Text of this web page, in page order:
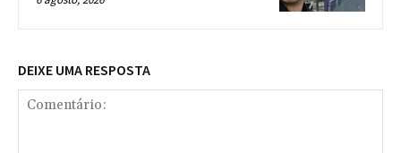
DEIXE UMA RESPOSTA